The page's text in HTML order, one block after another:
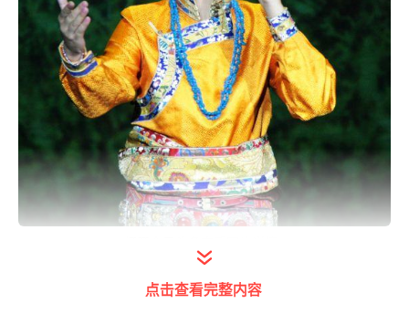
2006年参加第三届全国少数民族会演，获得
点击查看完整内容